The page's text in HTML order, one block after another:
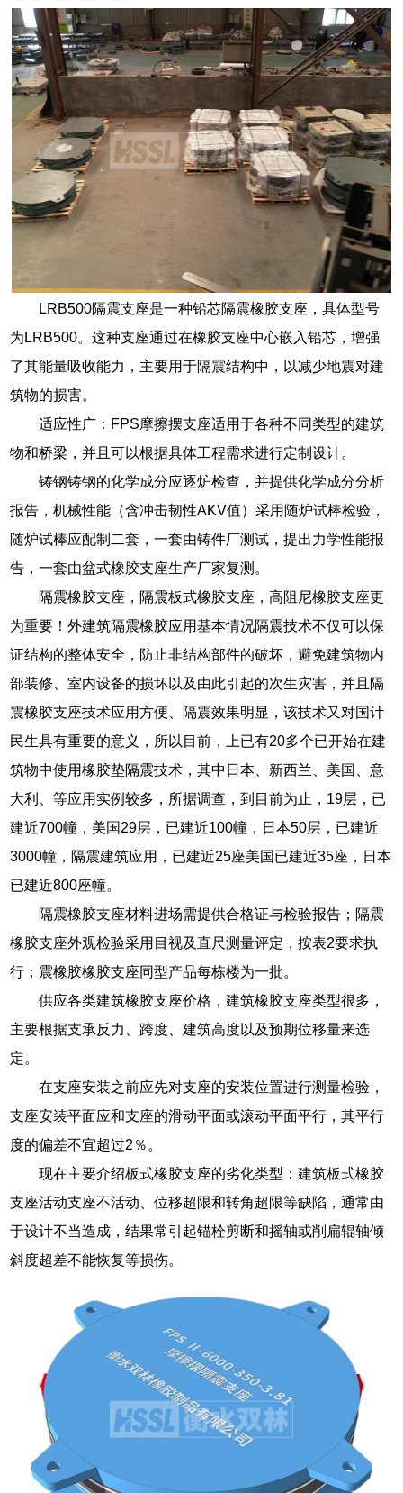
LRB500隔震支座是一种铅芯隔震橡胶支座，具体型号
为LRB500。这种支座通过在橡胶支座中心嵌入铅芯，增强
了其能量吸收能力，主要用于隔震结构中，以减少地震对建
筑物的损害。
适应性广：FPS摩擦摆支座适用于各种不同类型的建筑
物和桥梁，并且可以根据具体工程需求进行定制设计。
铸钢铸钢的化学成分应逐炉检查，并提供化学成分分析
报告，机械性能（含冲击韧性AKV值）采用随炉试棒检验，
随炉试棒应配制二套，一套由铸件厂测试，提出力学性能报
告，一套由盆式橡胶支座生产厂家复测。
隔震橡胶支座，隔震板式橡胶支座，高阻尼橡胶支座更
为重要！外建筑隔震橡胶应用基本情况隔震技术不仅可以保
证结构的整体安全，防止非结构部件的破坏，避免建筑物内
部装修、室内设备的损坏以及由此引起的次生灾害，并且隔
震橡胶支座技术应用方便、隔震效果明显，该技术又对国计
民生具有重要的意义，所以目前，上已有20多个已开始在建
筑物中使用橡胶垫隔震技术，其中日本、新西兰、美国、意
大利、等应用实例较多，所据调查，到目前为止，19层，已
建近700幢，美国29层，已建近100幢，日本50层，已建近
3000幢，隔震建筑应用，已建近25座美国已建近35座，日本
已建近800座幢。
隔震橡胶支座材料进场需提供合格证与检验报告；隔震
橡胶支座外观检验采用目视及直尺测量评定，按表2要求执
行；震橡胶橡胶支座同型产品每栋楼为一批。
供应各类建筑橡胶支座价格，建筑橡胶支座类型很多，
主要根据支承反力、跨度、建筑高度以及预期位移量来选
定。
在支座安装之前应先对支座的安装位置进行测量检验，
支座安装平面应和支座的滑动平面或滚动平面平行，其平行
度的偏差不宜超过2％。
现在主要介绍板式橡胶支座的劣化类型：建筑板式橡胶
支座活动支座不活动、位移超限和转角超限等缺陷，通常由
于设计不当造成，结果常引起锚栓剪断和摇轴或削扁辊轴倾
斜度超差不能恢复等损伤。